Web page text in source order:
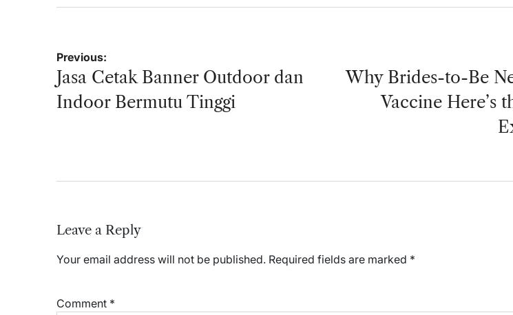
Post
navigation
Previous:
Jasa Cetak Banner Outdoor dan
Indoor Bermutu Tinggi
Why Brides-to-Be
Vaccine Here’s
Leave a Reply
Your email address will not be published. Required fields are marked *
Comment *